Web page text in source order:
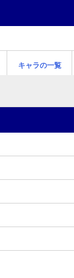
キャラの一覧